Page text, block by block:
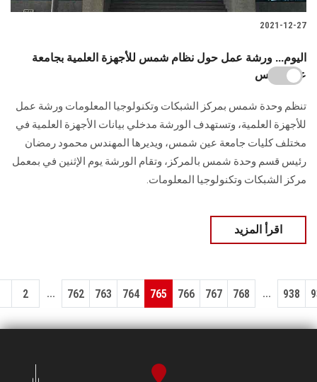
2021-12-27
اليوم... ورشة عمل حول نظام شمس للأجهزة العلمية بجامعة
عين شمس
تنظم وحدة شمس بمركز الشبكات وتكنولوجيا المعلومات ورشة عمل
للأجهزة العلمية، وتستهدف الورشة مدخلي بيانات الأجهزة العلمية في
مختلف كليات جامعة عين شمس، ويديرها المهندس محمود رمضان
رئيس قسم وحدة شمس بالمركز، وتقام الورشة يوم الإثنين في بمعمل
مركز الشبكات وتكنولوجيا المعلومات.
اقرأ المزيد
2 ... 762 763 764 765 766 767 768 ... 938